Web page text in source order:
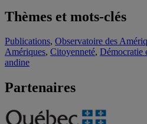
Thèmes et mots-clés
Publications, Observatoire des
Amériques, Citoyenneté, Démocratie
andine
Partenaires